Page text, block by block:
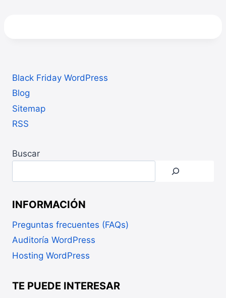
Black Friday WordPress
Blog
Sitemap
RSS
Buscar
INFORMACIÓN
Preguntas frecuentes (FAQs)
Auditoría WordPress
Hosting WordPress
TE PUEDE INTERESAR